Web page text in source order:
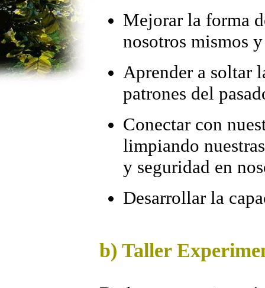
Mejorar la forma
nosotros mismos
Aprender a soltar
patrones del
Conectar con
limpiando
y seguridad en
Desarrollar la
b) Taller